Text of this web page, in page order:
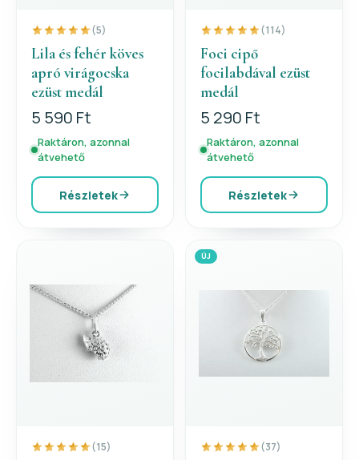
(5)
Lila és fehér köves
apró virágocska
ezüst medál
5 590 Ft
Raktáron, azonnal
átvehető
Részletek
(114)
Foci cipő
focilabdával ezüst
medál
5 290 Ft
Raktáron, azonnal
átvehető
Részletek
(15)
ÚJ
(37)